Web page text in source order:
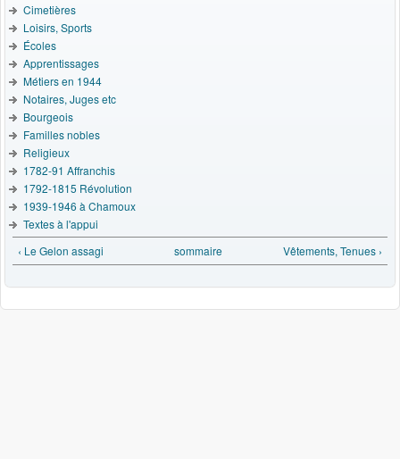
Cimetières
Loisirs, Sports
Écoles
Apprentissages
Métiers en 1944
Notaires, Juges etc
Bourgeois
Familles nobles
Religieux
1782-91 Affranchis
1792-1815 Révolution
1939-1946 à Chamoux
Textes à l'appui
‹ Le Gelon assagi
sommaire Vêtements, Tenues ›